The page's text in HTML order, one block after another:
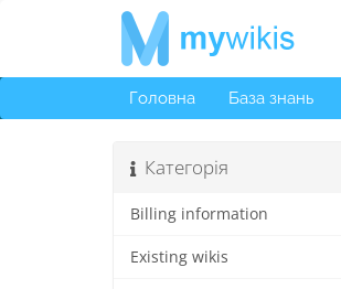
Головна База знань
Категорія
Billing information
Existing wikis